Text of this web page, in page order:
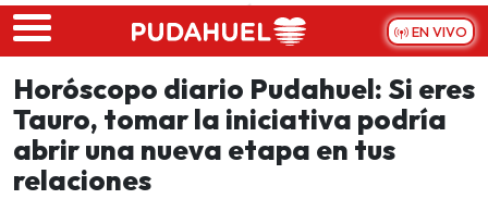
Skip to main content
EN VIVO
Horóscopo diario Pudahuel: Si eres
Tauro, tomar la iniciativa podría
abrir una nueva etapa en tus
relaciones